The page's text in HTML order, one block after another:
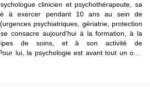
clinicien et psychothérapeute, sa
à exercer pendant 10 ans au sein de
psychiatriques, gériatrie, protection
consacre aujourd’hui à la formation, à la
de soins, et à son activité de
lui, la psychologie est avant tout un outil
l’être humain et un facteur de changement.